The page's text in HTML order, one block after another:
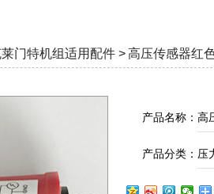
莱门特机组适用配件 >高压传感器红
产品名称： 高
产品分类： 压